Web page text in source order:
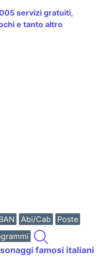
servizi gratuiti,
e tanto altro
Abi/Cab
Poste
famosi italiani